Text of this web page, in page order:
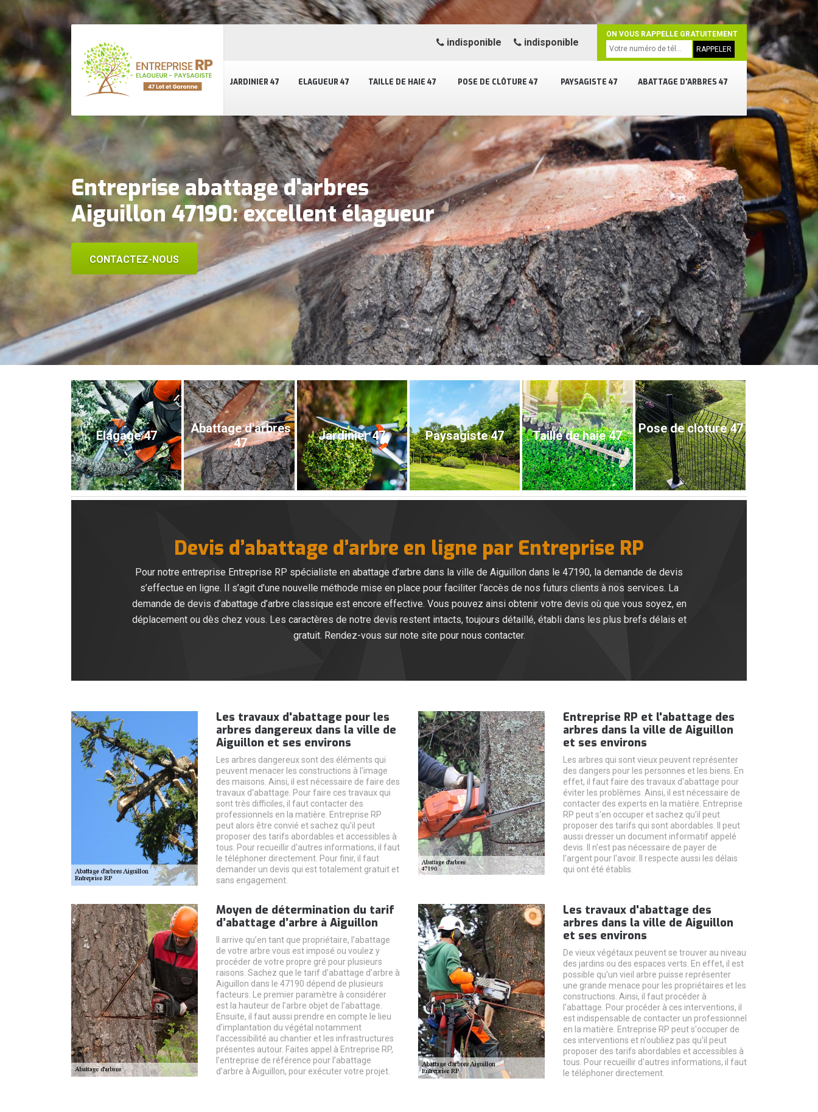
JARDINIER 47 ELAGUEUR 47 TAILLE DE HAIE 47 POSE DE CLÔTURE 47 PAYSAGISTE 47 ABATTAGE D'ARBRES 47
indisponible indisponible
ON VOUS RAPPELLE GRATUITEMENT
Entreprise abattage d'arbres
Aiguillon 47190: excellent élagueur
CONTACTEZ-NOUS
Elagage 47
Abattage d'arbres
47
Jardinier 47 Paysagiste 47 Taille de haie 47 Pose de cloture 47
Devis d’abattage d’arbre en ligne par Entreprise RP
Pour notre entreprise Entreprise RP spécialiste en abattage d’arbre dans la ville de Aiguillon dans le 47190, la demande de devis
s’effectue en ligne. Il s’agit d’une nouvelle méthode mise en place pour faciliter l’accès de nos futurs clients à nos services. La
demande de devis d’abattage d’arbre classique est encore effective. Vous pouvez ainsi obtenir votre devis où que vous soyez, en
déplacement ou dès chez vous. Les caractères de notre devis restent intacts, toujours détaillé, établi dans les plus brefs délais et
gratuit. Rendez-vous sur note site pour nous contacter.
Les travaux d'abattage pour les
arbres dangereux dans la ville de
Aiguillon et ses environs
Les arbres dangereux sont des éléments qui
peuvent menacer les constructions à l'image
des maisons. Ainsi, il est nécessaire de faire des
travaux d'abattage. Pour faire ces travaux qui
sont très difficiles, il faut contacter des
professionnels en la matière. Entreprise RP
peut alors être convié et sachez qu'il peut
proposer des tarifs abordables et accessibles à
tous. Pour recueillir d'autres informations, il faut
le téléphoner directement. Pour finir, il faut
demander un devis qui est totalement gratuit et
sans engagement.
Entreprise RP et l'abattage des
arbres dans la ville de Aiguillon
et ses environs
Les arbres qui sont vieux peuvent représenter
des dangers pour les personnes et les biens. En
effet, il faut faire des travaux d'abattage pour
éviter les problèmes. Ainsi, il est nécessaire de
contacter des experts en la matière. Entreprise
RP peut s'en occuper et sachez qu'il peut
proposer des tarifs qui sont abordables. Il peut
aussi dresser un document informatif appelé
devis. Il n'est pas nécessaire de payer de
l'argent pour l'avoir. Il respecte aussi les délais
qui ont été établis.
Moyen de détermination du tarif
d’abattage d’arbre à Aiguillon
Il arrive qu’en tant que propriétaire, l’abattage
de votre arbre vous est imposé ou voulez y
procéder de votre propre gré pour plusieurs
raisons. Sachez que le tarif d’abattage d’arbre à
Aiguillon dans le 47190 dépend de plusieurs
facteurs. Le premier paramètre à considérer
est la hauteur de l’arbre objet de l’abattage.
Ensuite, il faut aussi prendre en compte le lieu
d’implantation du végétal notamment
l’accessibilité au chantier et les infrastructures
présentes autour. Faites appel à Entreprise RP,
l’entreprise de référence pour l’abattage
d’arbre à Aiguillon, pour exécuter votre projet.
Les travaux d'abattage des
arbres dans la ville de Aiguillon
et ses environs
De vieux végétaux peuvent se trouver au niveau
des jardins ou des espaces verts. En effet, il est
possible qu'un vieil arbre puisse représenter
une grande menace pour les propriétaires et les
constructions. Ainsi, il faut procéder à
l'abattage. Pour procéder à ces interventions, il
est indispensable de contacter un professionnel
en la matière. Entreprise RP peut s'occuper de
ces interventions et n'oubliez pas qu'il peut
proposer des tarifs abordables et accessibles à
tous. Pour recueillir d'autres informations, il faut
le téléphoner directement.